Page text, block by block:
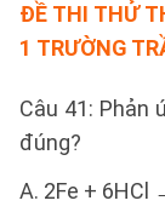
ĐỀ THI THỬ
1 TRƯỜNG
Câu 41: Phản
đúng?
A. 2Fe + 6HCl